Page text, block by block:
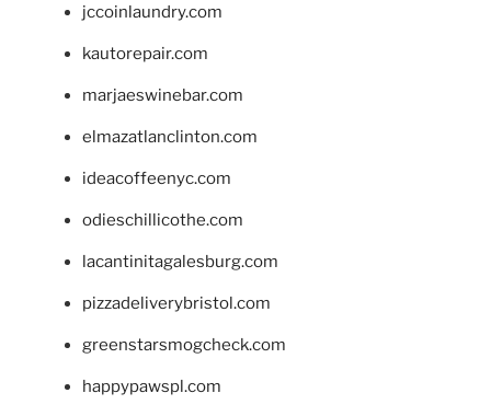
jccoinlaundry.com
kautorepair.com
marjaeswinebar.com
elmazatlanclinton.com
ideacoffeenyc.com
odieschillicothe.com
lacantinitagalesburg.com
pizzadeliverybristol.com
greenstarsmogcheck.com
happypawspl.com